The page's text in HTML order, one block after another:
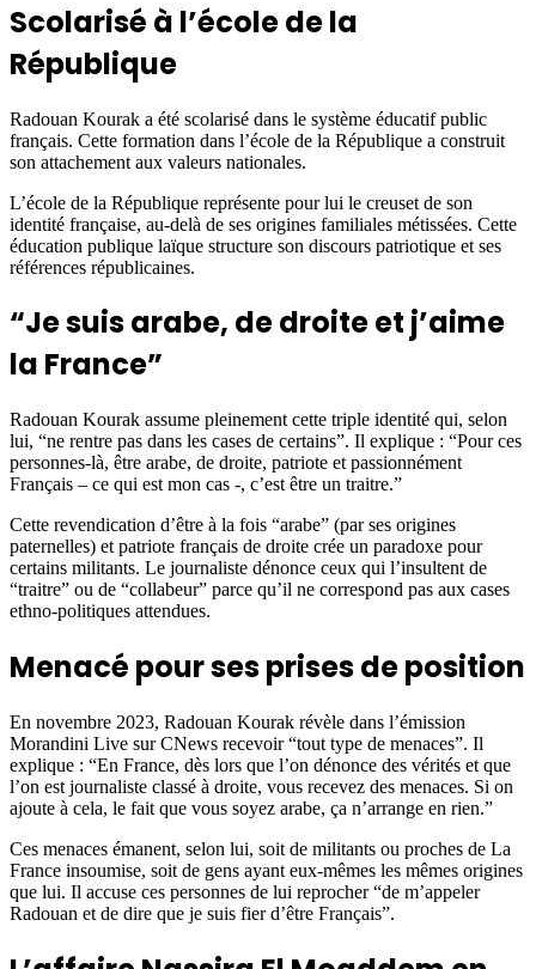
Scolarisé à l’école de la
République
Radouan Kourak a été scolarisé dans le système éducatif public
français. Cette formation dans l’école de la République a construit
son attachement aux valeurs nationales.
L’école de la République représente pour lui le creuset de son
identité française, au-delà de ses origines familiales métissées. Cette
éducation publique laïque structure son discours patriotique et ses
références républicaines.
“Je suis arabe, de droite et j’aime
la France”
Radouan Kourak assume pleinement cette triple identité qui, selon
lui, “ne rentre pas dans les cases de certains”. Il explique : “Pour ces
personnes-là, être arabe, de droite, patriote et passionnément
Français – ce qui est mon cas -, c’est être un traitre.”
Cette revendication d’être à la fois “arabe” (par ses origines
paternelles) et patriote français de droite crée un paradoxe pour
certains militants. Le journaliste dénonce ceux qui l’insultent de
“traitre” ou de “collabeur” parce qu’il ne correspond pas aux cases
ethno-politiques attendues.
Menacé pour ses prises de position
En novembre 2023, Radouan Kourak révèle dans l’émission
Morandini Live sur CNews recevoir “tout type de menaces”. Il
explique : “En France, dès lors que l’on dénonce des vérités et que
l’on est journaliste classé à droite, vous recevez des menaces. Si on
ajoute à cela, le fait que vous soyez arabe, ça n’arrange en rien.”
Ces menaces émanent, selon lui, soit de militants ou proches de La
France insoumise, soit de gens ayant eux-mêmes les mêmes origines
que lui. Il accuse ces personnes de lui reprocher “de m’appeler
Radouan et de dire que je suis fier d’être Français”.